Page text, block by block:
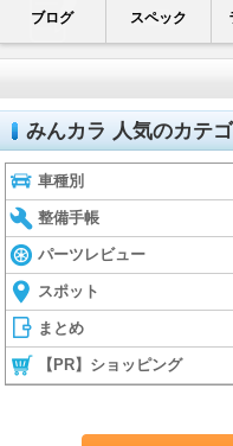
ブログ スペック
みんカラ 人気のカテ
車種別
整備手帳
パーツレビュー
スポット
まとめ
【PR】ショッピング